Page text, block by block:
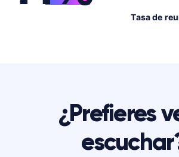
Tasa de
¿Prefieres